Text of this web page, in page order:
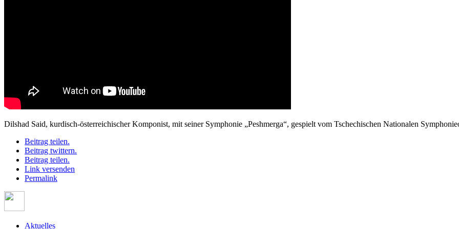
Dilshad Said, kurdisch-österreichischer Komponist, mit seiner Symphonie „Peshmerga“, gespielt vom Tschechischen Nationalen
Beitrag teilen.
Beitrag twittern.
Beitrag teilen.
Link versenden
Permalink
Aktuelles